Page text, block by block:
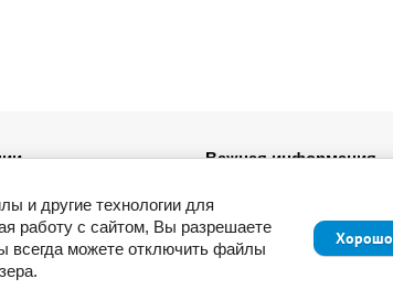
и услугах
Важная информация
Приемка товара
Гарантия
и другие технологии для
работу с сайтом, Вы разрешаете
всегда можете отключить файлы
Хорошо